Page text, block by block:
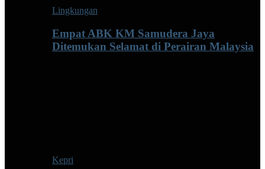
Lingkungan
Empat ABK KM Samudera Jaya
Ditemukan Selamat di Perairan Malaysia
Kepri